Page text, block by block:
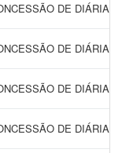
DE DIÁRIAS
DE DIÁRIAS
DE DIÁRIAS
DE DIÁRIAS